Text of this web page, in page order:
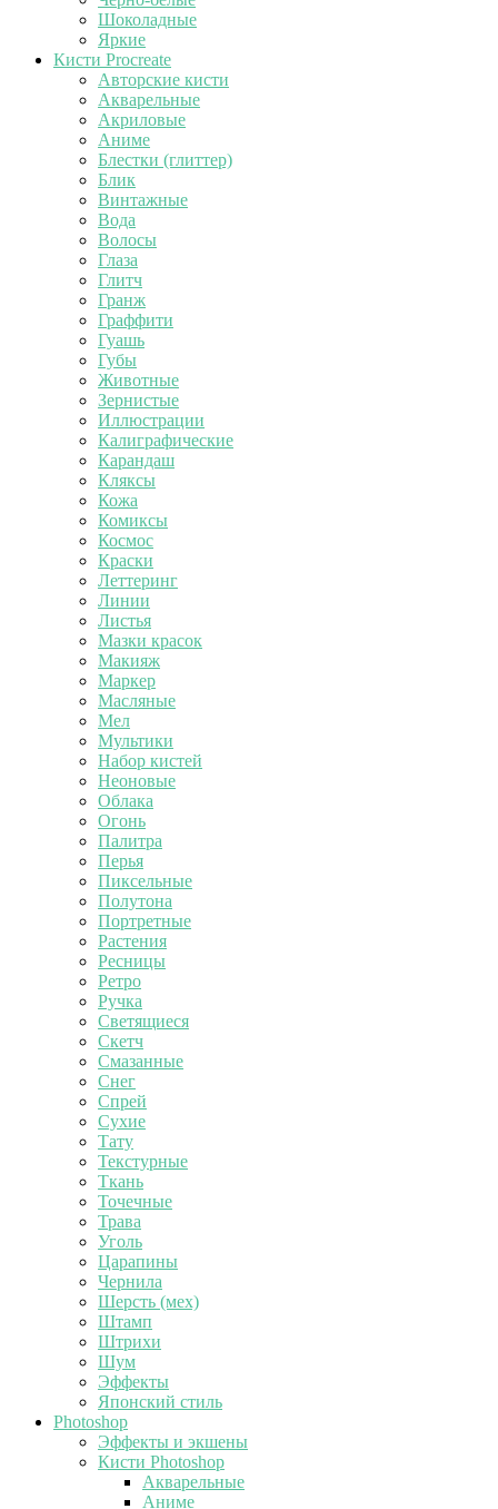
Шоколадные
Яркие
Кисти Procreate
Авторские кисти
Акварельные
Акриловые
Аниме
Блестки (глиттер)
Блик
Винтажные
Вода
Волосы
Глаза
Глитч
Гранж
Граффити
Гуашь
Губы
Животные
Зернистые
Иллюстрации
Калиграфические
Карандаш
Кляксы
Кожа
Комиксы
Космос
Краски
Леттеринг
Линии
Листья
Мазки красок
Макияж
Маркер
Масляные
Мел
Мультики
Набор кистей
Неоновые
Облака
Огонь
Палитра
Перья
Пиксельные
Полутона
Портретные
Растения
Ресницы
Ретро
Ручка
Светящиеся
Скетч
Смазанные
Снег
Спрей
Сухие
Тату
Текстурные
Ткань
Точечные
Трава
Уголь
Царапины
Чернила
Шерсть (мех)
Штамп
Штрихи
Шум
Эффекты
Японский стиль
Photoshop
Эффекты и экшены
Кисти Photoshop
Акварельные
Аниме